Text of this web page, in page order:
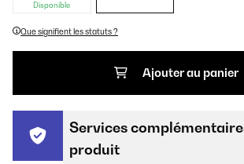
Disponible
Que signifient les statuts ?
Ajouter au panier
Services
produit